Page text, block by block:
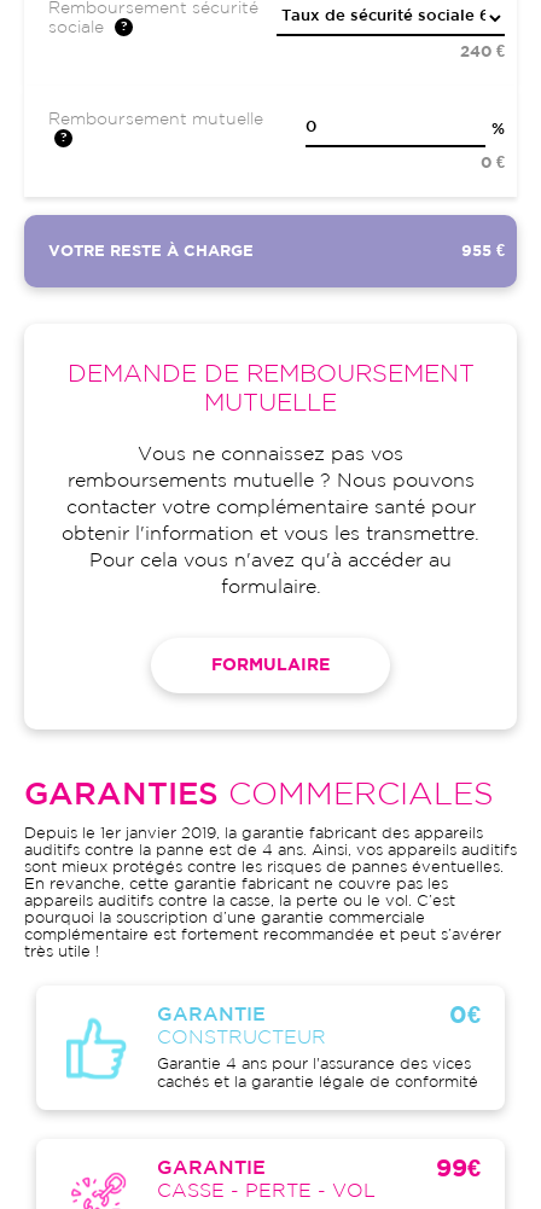
Remboursement sécurité
sociale
240 €
Remboursement mutuelle
%
0 €
VOTRE RESTE À CHARGE 955 €
DEMANDE DE REMBOURSEMENT
MUTUELLE
Vous ne connaissez pas vos
remboursements mutuelle ? Nous pouvons
contacter votre complémentaire santé pour
obtenir l'information et vous les transmettre.
Pour cela vous n'avez qu'à accéder au
formulaire.
FORMULAIRE
GARANTIES COMMERCIALES
Depuis le 1er janvier 2019, la garantie fabricant des appareils
auditifs contre la panne est de 4 ans. Ainsi, vos appareils auditifs
sont mieux protégés contre les risques de pannes éventuelles.
En revanche, cette garantie fabricant ne couvre pas les
appareils auditifs contre la casse, la perte ou le vol. C’est
pourquoi la souscription d’une garantie commerciale
complémentaire est fortement recommandée et peut s’avérer
très utile !
GARANTIE
CONSTRUCTEUR
0€
Garantie 4 ans pour l'assurance des vices
cachés et la garantie légale de conformité
GARANTIE
CASSE - PERTE - VOL
99€